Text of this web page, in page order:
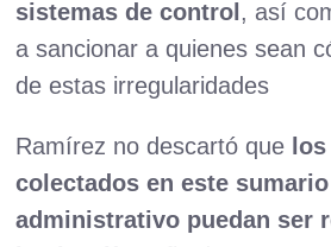
sistemas de control, así
a sancionar a quienes sean
de estas irregularidades
Ramírez no descartó que los
colectados en este sumario
administrativo puedan ser